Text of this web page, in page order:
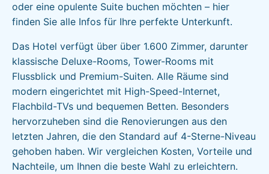
oder eine opulente Suite buchen möchten – hier
finden Sie alle Infos für Ihre perfekte Unterkunft.
Das Hotel verfügt über über 1.600 Zimmer, darunter
klassische Deluxe-Rooms, Tower-Rooms mit
Flussblick und Premium-Suiten. Alle Räume sind
modern eingerichtet mit High-Speed-Internet,
Flachbild-TVs und bequemen Betten. Besonders
hervorzuheben sind die Renovierungen aus den
letzten Jahren, die den Standard auf 4-Sterne-Niveau
gehoben haben. Wir vergleichen Kosten, Vorteile und
Nachteile, um Ihnen die beste Wahl zu erleichtern.